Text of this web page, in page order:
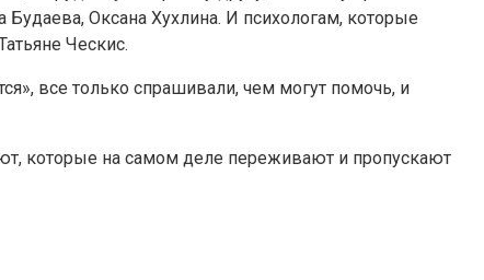
Оксана Хухлина. И психологам, которые
Ческис.
все только спрашивали, чем могут помочь, и
которые на самом деле переживают и пропускают